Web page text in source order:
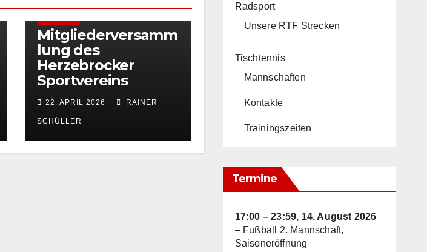
Mitgliederversamm
lung des
Herzebrocker
Sportvereins
22. APRIL 2026 RAINER
SCHÜLLER
Radsport
Unsere RTF Strecken
Tischtennis
Mannschaften
Kontakte
Trainingszeiten
Termine
17:00 – 23:59, 14. August 2026
– Fußball 2. Mannschaft,
Saisoneröffnung